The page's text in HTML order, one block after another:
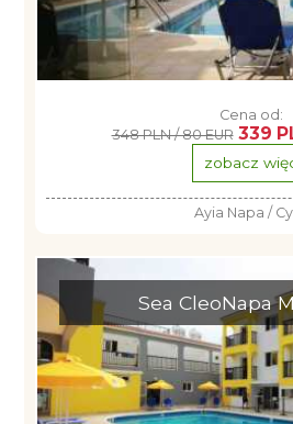
Cena od:
348 PLN / 80 EUR 339
zobacz
Ayia Napa /
Sea CleoNapa